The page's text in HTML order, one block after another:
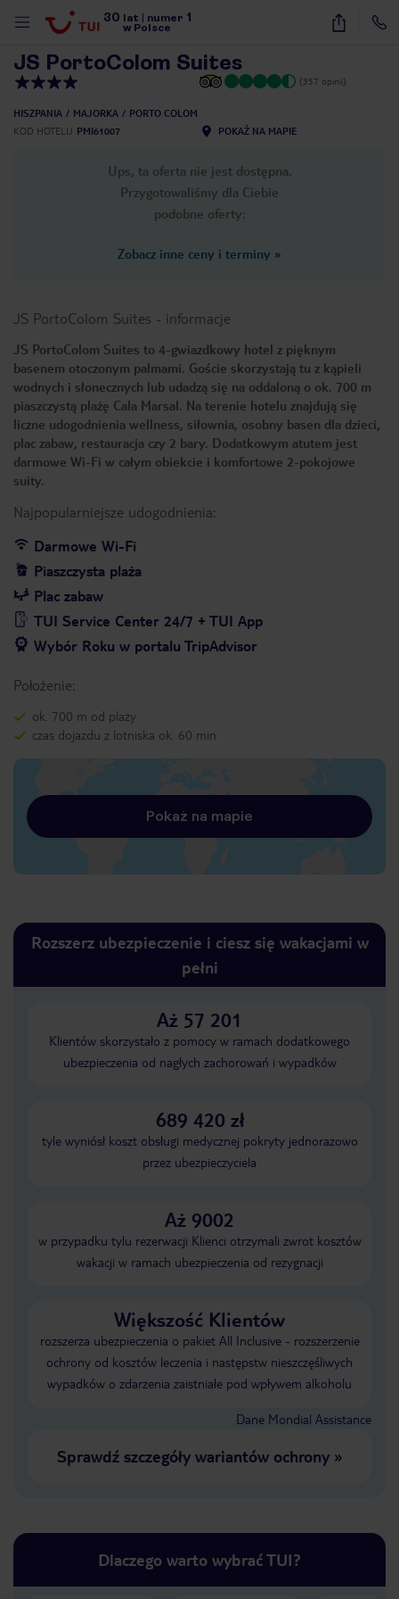
30 lat numer 1
w Polsce
29
JS PortoColom Suites
(357 opinii)
HISZPANIA MAJORKA
PORTO COLOM
KOD HOTELU PMI61007 POKAŻ NA MAPIE
Ups, ta oferta nie jest dostępna.
Przygotowaliśmy dla Ciebie
podobne oferty:
Zobacz inne ceny i terminy »
JS PortoColom Suites - informacje
JS PortoColom Suites to 4-gwiazdkowy hotel z pięknym
basenem otoczonym palmami. Goście skorzystają tu z kąpieli
wodnych i słonecznych lub udadzą się na oddaloną o ok. 700 m
piaszczystą plażę Cala Marsal. Na terenie hotelu znajdują się
liczne udogodnienia wellness, siłownia, osobny basen dla dzieci,
plac zabaw, restauracja czy 2 bary. Dodatkowym atutem jest
darmowe Wi-Fi w całym obiekcie i komfortowe 2-pokojowe
suity.
Najpopularniejsze udogodnienia:
Darmowe Wi-Fi
Piaszczysta plaża
Plac zabaw
TUI Service Center 24/7 + TUI App
Wybór Roku w portalu TripAdvisor
Położenie:
ok. 700 m od plaży
czas dojazdu z lotniska ok. 60 min
Pokaż na mapie
Rozszerz ubezpieczenie i ciesz się wakacjami w
pełni
Aż 57 201
Klientów skorzystało z pomocy w ramach dodatkowego
ubezpieczenia od nagłych zachorowań i wypadków
689 420 zł
tyle wyniósł koszt obsługi medycznej pokryty jednorazowo
przez ubezpieczyciela
Aż 9002
w przypadku tylu rezerwacji Klienci otrzymali zwrot kosztów
wakacji w ramach ubezpieczenia od rezygnacji
Większość Klientów
rozszerza ubezpieczenia o pakiet All Inclusive - rozszerzenie
ochrony od kosztów leczenia i następstw nieszczęśliwych
wypadków o zdarzenia zaistniałe pod wpływem alkoholu
Dane Mondial Assistance
Sprawdź szczegóły wariantów ochrony»
Dlaczego warto wybrać TUI?